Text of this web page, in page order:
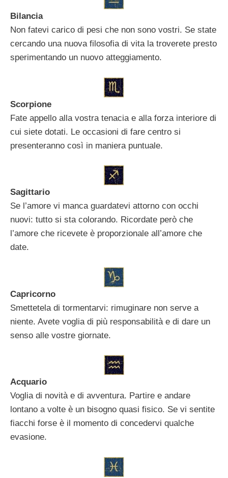
Bilancia
Non fatevi carico di pesi che non sono vostri. Se state
cercando una nuova filosofia di vita la troverete presto
sperimentando un nuovo atteggiamento.
Scorpione
Fate appello alla vostra tenacia e alla forza interiore di
cui siete dotati. Le occasioni di fare centro si
presenteranno così in maniera puntuale.
Sagittario
Se l’amore vi manca guardatevi attorno con occhi
nuovi: tutto si sta colorando. Ricordate però che
l’amore che ricevete è proporzionale all’amore che
date.
Capricorno
Smettetela di tormentarvi: rimuginare non serve a
niente. Avete voglia di più responsabilità e di dare un
senso alle vostre giornate.
Acquario
Voglia di novità e di avventura. Partire e andare
lontano a volte è un bisogno quasi fisico. Se vi sentite
fiacchi forse è il momento di concedervi qualche
evasione.